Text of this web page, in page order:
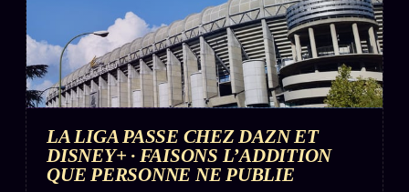
Archive complète
Récents
À la une
Tous les tags
Soumettre un tip
LA LIGA PASSE CHEZ DAZN ET
DISNEY+ · FAISONS L’ADDITION
QUE PERSONNE NE PUBLIE